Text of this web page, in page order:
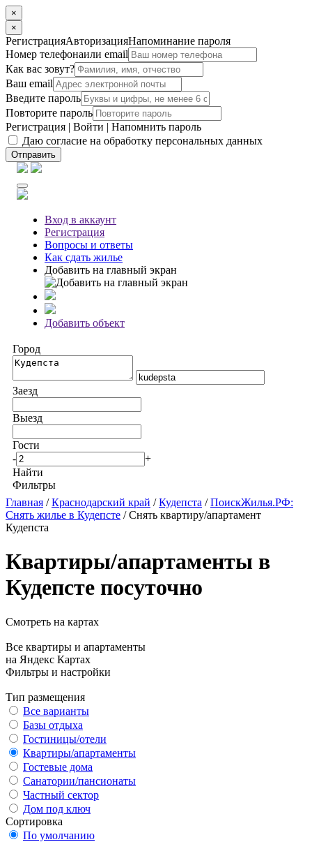
×
×
РегистрацияАвторизацияНапоминание пароля
Номер телефонаили email
Как вас зовут?
Ваш email
Введите пароль
Повторите пароль
Регистрация | Войти | Напомнить пароль
Даю согласие на обработку персональных данных
Отправить
Вход в аккаунт
Регистрация
Вопросы и ответы
Как сдать жилье
Добавить на главный экран
Добавить объект
Город
Заезд
Выезд
Гости
-
+
Найти
Фильтры
Главная /Краснодарский край /Кудепста /ПоискЖилья.РФ:
Снять жилье в Кудепсте / Снять квартиру/апартамент
Кудепста
Квартиры/апартаменты в
Кудепсте посуточно
Смотреть на картах
Все квартиры и апартаменты
на Яндекс Картах
Фильтры и настройки
Тип размещения
Все варианты
Базы отдыха
Гостиницы/отели
Квартиры/апартаменты
Гостевые дома
Санатории/пансионаты
Частный сектор
Дом под ключ
Сортировка
По умолчанию